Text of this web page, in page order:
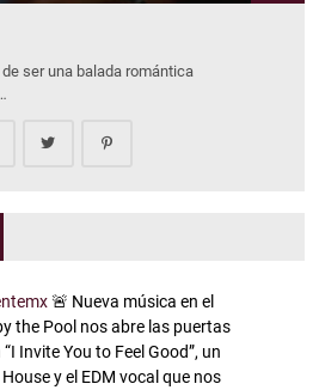
ser una balada romántica
🚨 Nueva música en el
the Pool nos abre las puertas
Invite You to Feel Good”, un
y el EDM vocal que nos